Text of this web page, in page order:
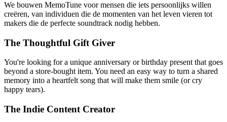
We bouwen MemoTune voor mensen die iets persoonlijks willen
creëren, van individuen die de momenten van het leven vieren tot
makers die de perfecte soundtrack nodig hebben.
The Thoughtful Gift Giver
You're looking for a unique anniversary or birthday present that goes
beyond a store-bought item. You need an easy way to turn a shared
memory into a heartfelt song that will make them smile (or cry
happy tears).
The Indie Content Creator